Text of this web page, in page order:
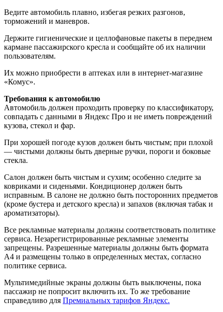
Ведите автомобиль плавно, избегая резких разгонов,
торможений и маневров.
Держите гигиенические и целлофановые пакеты в переднем
кармане пассажирского кресла и сообщайте об их наличии
пользователям.
Их можно приобрести в аптеках или в интернет-магазине
«Комус».
Требования к автомобилю
Автомобиль должен проходить проверку по классификатору,
совпадать с данными в Яндекс Про и не иметь повреждений
кузова, стекол и фар.
При хорошей погоде кузов должен быть чистым; при плохой
— чистыми должны быть дверные ручки, пороги и боковые
стекла.
Салон должен быть чистым и сухим; особенно следите за
ковриками и сиденьями. Кондиционер должен быть
исправным. В салоне не должно быть посторонних предметов
(кроме бустера и детского кресла) и запахов (включая табак и
ароматизаторы).
Все рекламные материалы должны соответствовать политике
сервиса. Незарегистрированные рекламные элементы
запрещены. Разрешенные материалы должны быть формата
А4 и размещены только в определенных местах, согласно
политике сервиса.
Мультимедийные экраны должны быть выключены, пока
пассажир не попросит включить их. То же требование
справедливо для Премиальных тарифов Яндекс.